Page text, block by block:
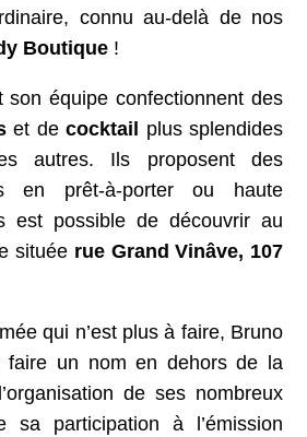
connu au-delà de nos
Boutique !
son équipe confectionnent des
et decocktail
plus splendides
autres. Ils proposent des
en prêt-à-porter ou haute
est possible de découvrir au
située rue Grand Vinâve, 107
qui n’est plus à faire, Bruno
faire un nom en dehors de la
de ses nombreux
sa participation à l’émission